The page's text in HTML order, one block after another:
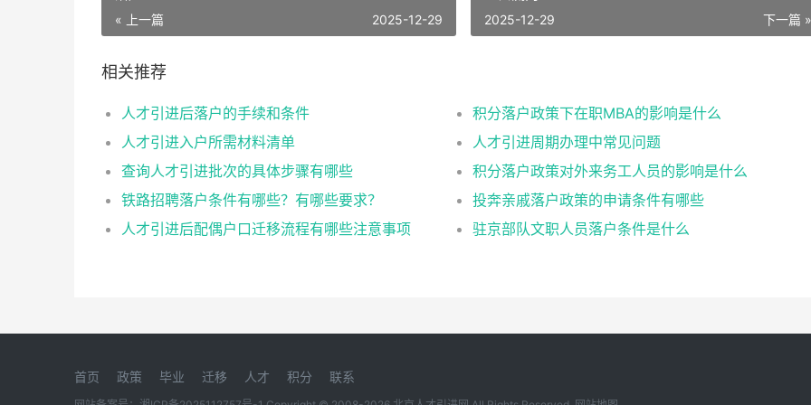
« 上一篇 2025-12-29 下一篇 »
2025-12-29
相关推荐
人才引进后落户的手续和条件
积分落户政策下在职MBA的影响是什么
人才引进入户所需材料清单
人才引进周期办理中常见问题
查询人才引进批次的具体步骤有哪些
积分落户政策对外来务工人员的影响是什么
铁路招聘落户条件有哪些？有哪些要求？
投奔亲戚落户政策的申请条件有哪些
人才引进后配偶户口迁移流程有哪些注意事项
驻京部队文职人员落户条件是什么
首页 政策 毕业 迁移 人才 积分 联系